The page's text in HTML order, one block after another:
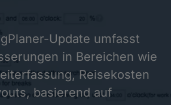
Update umfasst
in Bereichen wie
Reisekosten
basierend auf